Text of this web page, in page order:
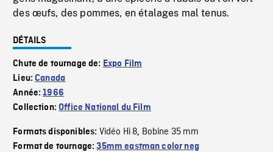
des œufs, des pommes, en étalages mal tenus.
DÉTAILS
Chute de tournage de: Expo Film
Lieu:Canada
Année:1966
Collection:Office National du Film
Formats disponibles: Vidéo Hi 8, Bobine 35 mm
Format de tournage:35mm eastman color neg